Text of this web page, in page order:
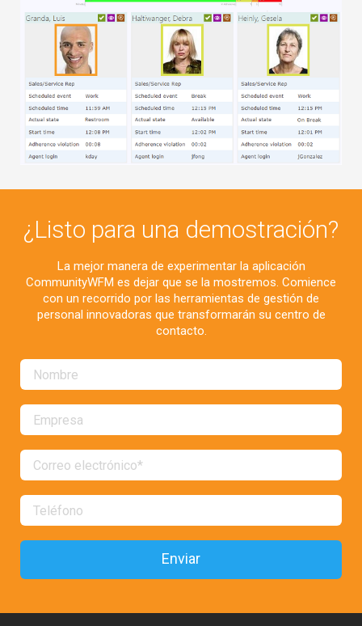
¿Listo para una demostración?
La mejor manera de experimentar la aplicación
CommunityWFM es dejar que se la mostremos. Comience
con un recorrido por las herramientas de gestión de
personal innovadoras que transformarán su centro de
contacto.